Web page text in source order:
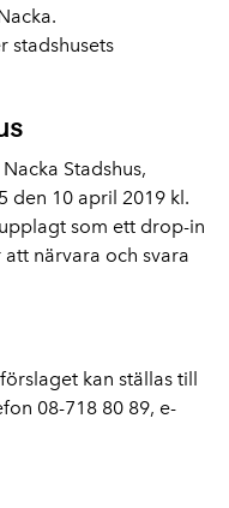
stadshusets
Stadshus,
den 10 april 2019 kl.
som ett drop-in
närvara och svara
kan ställas till
08-718 80 89, e-